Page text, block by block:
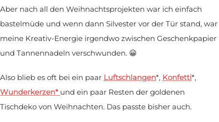
Aber nach all den Weihnachtsprojekten war ich einfach
bastelmüde und wenn dann Silvester vor der Tür stand, war
meine Kreativ-Energie irgendwo zwischen Geschenkpapier
und Tannennadeln verschwunden. 😀
Also blieb es oft bei ein paar Luftschlangen*, Konfetti*,
Wunderkerzen* und ein paar Resten der goldenen
Tischdeko von Weihnachten. Das passte bisher auch.